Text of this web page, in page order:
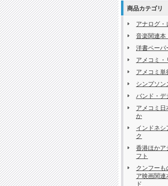
商品カテゴリ
アナログ・
音楽関連本
洋書ペーパ
アメコミ・
アメコミ単
シンプソン
バンド・デ
アメコミ日
か
インドネシ
ク
香港ほかア
フト
クンフーも
ア映画関連
ド